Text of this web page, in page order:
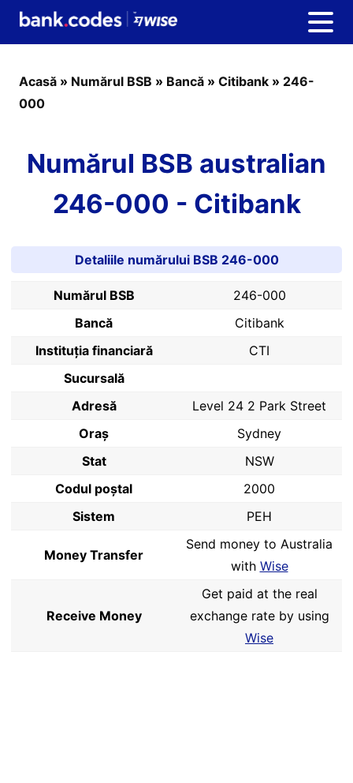
Acasă » Numărul BSB » Bancă » Citibank » 246-
000
Numărul BSB australian
246-000 - Citibank
Detaliile numărului BSB 246-000
Numărul BSB
246-000
Bancă
Citibank
Instituția financiară
CTI
Sucursală
Adresă
Level 24 2 Park Street
Oraș
Sydney
Stat
NSW
Codul poştal
2000
Sistem
PEH
Money Transfer
Send money to Australia
with Wise
Receive Money
Get paid at the real
exchange rate by using
Wise